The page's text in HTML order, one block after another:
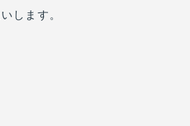
します。